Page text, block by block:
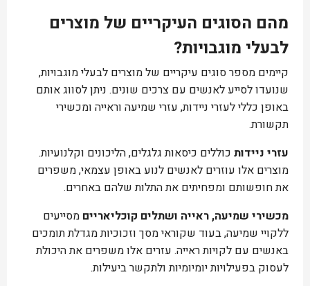
מהם הסוגים העיקריים של מוצרים
לבעלי מוגבויות?
קיימים מספר סוגים עיקריים של מוצרים לבעלי מוגבויות,
שנועדו לסייע לאנשים עם צרכים שונים. ניתן לסווג אותם
באופן כללי לעזרי ניידות, עזרי שמיעה וראייה ומכשירי
תקשורת.
עזרי ניידות כוללים כיסאות גלגלים, הליכונים וקלנועיות.
מוצרים אלו עוזרים לאנשים לנוע באופן עצמאי, משפרים
את חופשותם ומפחיתים את התלות שלהם באחרים.
מכשירי שמיעה, ראייה ושתלים קוכליאריים מסייעים
ללקויי שמיעה, בעוד שקוראי מסך וזכוכיות מגדלת תומכים
באנשים עם לקויות ראייה. עזרים אלו משפרים את היכולת
לעסוק בפעילויות יומיומיות ולתקשר ביעילות.